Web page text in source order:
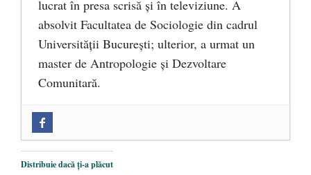
lucrat în presa scrisă și în televiziune. A
absolvit Facultatea de Sociologie din cadrul
Universității București; ulterior, a urmat un
master de Antropologie și Dezvoltare
Comunitară.
Mănăstirea „Sfânta Ana” Rohia. Părintele
Nicolae Steinhardt, comemorat la 102 ani
Distribuie dacă ți-a plăcut